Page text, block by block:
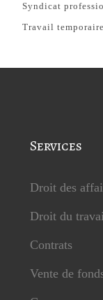
Syndicat
Travail temporaire
Services
Droit des
Droit du
Contrats
Vente de